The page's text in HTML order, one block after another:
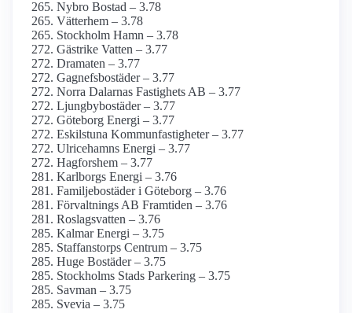
Nybro Bostad – 3.78
Vätterhem – 3.78
Stockholm Hamn – 3.78
Gästrike Vatten – 3.77
Dramaten – 3.77
Gagnefsbostäder – 3.77
Norra Dalarnas Fastighets AB – 3.77
Ljungbybostäder – 3.77
Göteborg Energi – 3.77
Eskilstuna Kommunfastigheter – 3.77
Ulricehamns Energi – 3.77
Hagforshem – 3.77
Karlborgs Energi – 3.76
Familjebostäder i Göteborg – 3.76
Förvaltnings AB Framtiden – 3.76
Roslagsvatten – 3.76
Kalmar Energi – 3.75
Staffanstorps Centrum – 3.75
Huge Bostäder – 3.75
Stockholms Stads Parkering – 3.75
Savman – 3.75
Svevia – 3.75